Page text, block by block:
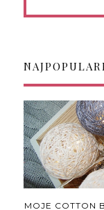
MOJE COTTON